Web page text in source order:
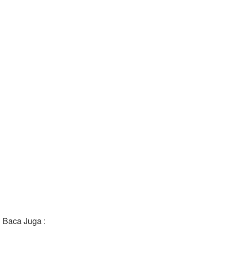
Baca Juga :